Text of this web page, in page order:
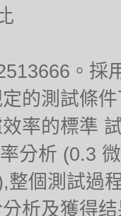
。採
的測試條
率的標準
分析 (0.3
整個測試過
析及獲得